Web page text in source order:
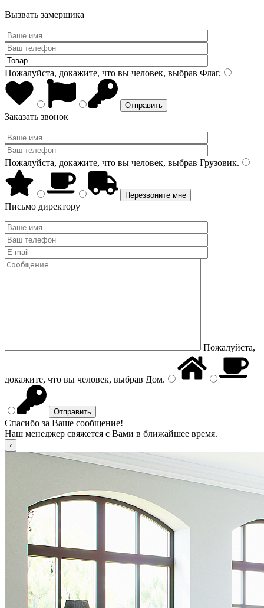
Вызвать замерщика
Пожалуйста, докажите, что вы человек, выбрав Флаг.
Заказать звонок
Пожалуйста, докажите, что вы человек, выбрав Грузовик.
Письмо директору
Пожалуйста,
докажите, что вы человек, выбрав Дом.
Спасибо за Ваше сообщение!
Наш менеджер свяжется с Вами в ближайшее время.